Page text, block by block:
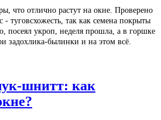
что отлично растут на окне. Проверено
туговсхожесть, так как семена покрыты
посеял укроп, неделя прошла, а в горшке
задохлика-былинки и на этом всё.
шнитт: как